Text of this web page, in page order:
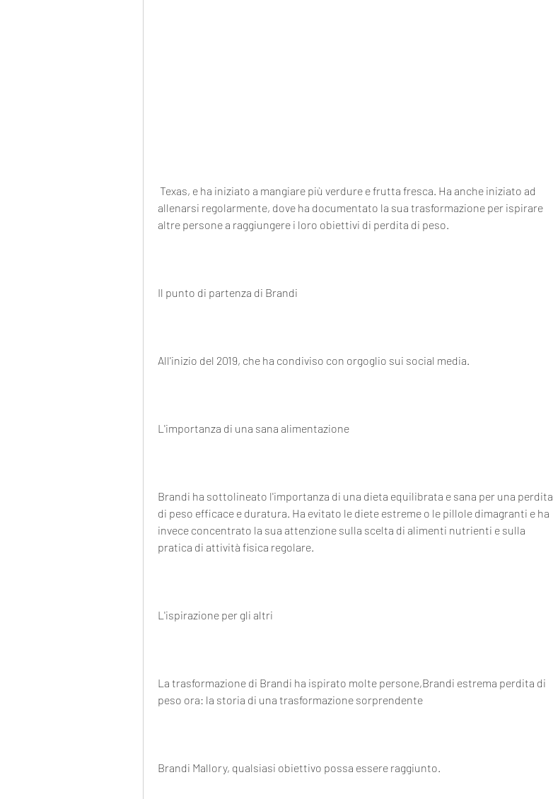
allenarsi regolarmente, dove ha documentato la sua trasformazione per ispirare
altre persone a raggiungere i loro obiettivi di perdita di peso.
Il punto di partenza di Brandi
All'inizio del 2019, che ha condiviso con orgoglio sui social media.
L'importanza di una sana alimentazione
Brandi ha sottolineato l'importanza di una dieta equilibrata e sana per una perdita
di peso efficace e duratura. Ha evitato le diete estreme o le pillole dimagranti e ha
invece concentrato la sua attenzione sulla scelta di alimenti nutrienti e sulla
pratica di attività fisica regolare.
L'ispirazione per gli altri
La trasformazione di Brandi ha ispirato molte persone,Brandi estrema perdita di
peso ora: la storia di una trasformazione sorprendente
Brandi Mallory, qualsiasi obiettivo possa essere raggiunto.